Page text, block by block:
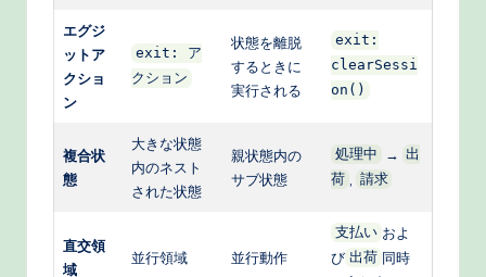
エグジ
ットア
クショ
ン
exit: ア
クション
状態を離脱
するときに
実行される
exit:
clearSessi
on()
複合状
態
大きな状態
内のネスト
された状態
親状態内の
サブ状態
処理中 → 出
荷
請求
直交領
域
並行領域 並行動作
支払い およ
び 出荷 同時